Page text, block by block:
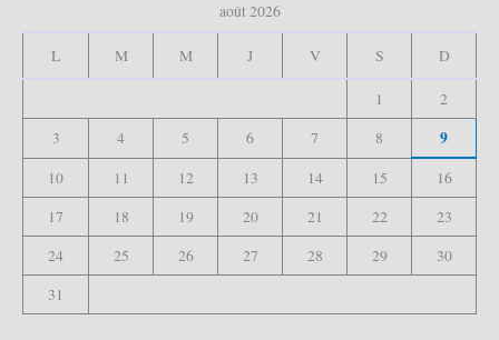
août 2026
L M M J V S D
1
2
3
4 5 6 7 8 9
10 11 12 13 14 15
16
17
18 19 20 21 22
23
24
25 26 27 28 29
30
31